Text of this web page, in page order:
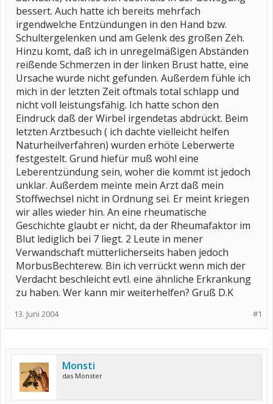
bessert. Auch hatte ich bereits mehrfach
irgendwelche Entzündungen in den Hand bzw.
Schultergelenken und am Gelenk des großen Zeh.
Hinzu komt, daß ich in unregelmäßigen Abständen
reißende Schmerzen in der linken Brust hatte, eine
Ursache wurde nicht gefunden. Außerdem fühle ich
mich in der letzten Zeit oftmals total schlapp und
nicht voll leistungsfähig. Ich hatte schon den
Eindruck daß der Wirbel irgendetas abdrückt. Beim
letzten Arztbesuch ( ich dachte vielleicht helfen
Naturheilverfahren) wurden erhöte Leberwerte
festgestelt. Grund hiefür muß wohl eine
Leberentzündung sein, woher die kommt ist jedoch
unklar. Außerdem meinte mein Arzt daß mein
Stoffwechsel nicht in Ordnung sei. Er meint kriegen
wir alles wieder hin. An eine rheumatische
Geschichte glaubt er nicht, da der Rheumafaktor im
Blut lediglich bei 7 liegt. 2 Leute in mener
Verwandschaft mütterlicherseits haben jedoch
MorbusBechterew. Bin ich verrückt wenn mich der
Verdacht beschleicht evtl. eine ähnliche Erkrankung
zu haben. Wer kann mir weiterhelfen? Gruß D.K
#1
13. Juni 2004
Monsti
das Monster